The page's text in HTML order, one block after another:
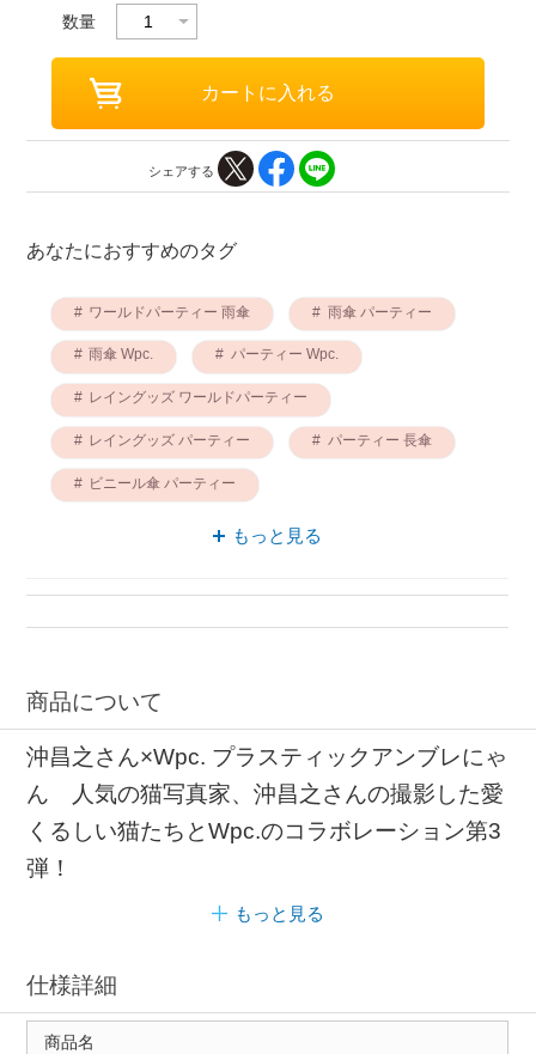
数量
シェアする
あなたにおすすめのタグ
ワールドパーティー 雨傘 雨傘 パーティー
雨傘 Wpc. パーティー Wpc.
レイングッズ ワールドパーティー
レイングッズ パーティー パーティー 長傘
ビニール傘 パーティー
ワールドパーティー ビニール傘
もっと見る
商品について
沖昌之さん×Wpc. プラスティックアンブレにゃ
ん 人気の猫写真家、沖昌之さんの撮影した愛
くるしい猫たちとWpc.のコラボレーション第3
弾！
もっと見る
仕様詳細
商品名